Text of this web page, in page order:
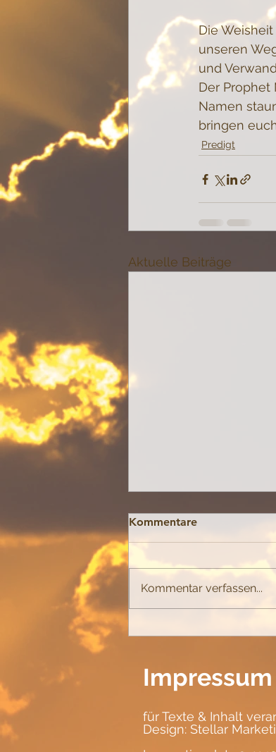
Die
unseren
und
Der Prophet
Namen
bringen
Predigt
Aktuelle Beiträge
Kommentare
Kommentar verfassen...
Impressum
für Texte & Inhalt
Design: Stellar